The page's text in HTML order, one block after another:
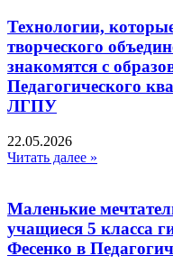
Технологии,
творческого
знакомятся с
Педагогического
ЛГПУ
22.05.2026
Читать далее »
Маленькие
учащиеся 5 класса
Фесенко в